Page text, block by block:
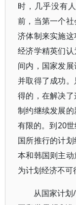
时，几乎没有
前，当第一个
济体制来实施
经济学精英们
间内，国家发
并取得了成功
得的，在解决
制约继续发展
有限的。到20
国所推行的计
本和韩国则主
为计划经济不可
从国家计